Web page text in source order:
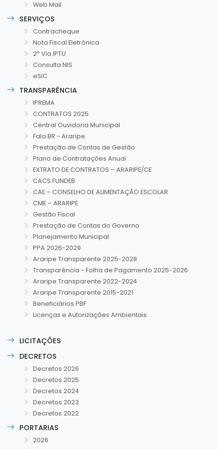
Web Mail
SERVIÇOS
Contracheque
Nota Fiscal Eletrônica
2ª Via IPTU
Consulta NIS
eSIC
TRANSPARÊNCIA
IPREMA
CONTRATOS 2025
Central Ouvidoria Municipal
Fala.BR - Araripe
Prestação de Contas de Gestão
Plano de Contratações Anual
EXTRATO DE CONTRATOS – ARARIPE/CE
CACS FUNDEB
CAE – CONSELHO DE ALIMENTAÇÃO ESCOLAR
CME – ARARIPE
Gestão Fiscal
Prestação de Contas do Governo
Planejamento Municipal
PPA 2026-2029
Araripe Transparente 2025-2028
Transparência - Folha de Pagamento 2025-2026
Araripe Transparente 2022-2024
Araripe Transparente 2015-2021
Beneficiários PBF
Licenças e Autorizações Ambientais
LICITAÇÕES
DECRETOS
Decretos 2026
Decretos 2025
Decretos 2024
Decretos 2023
Decretos 2022
PORTARIAS
2026